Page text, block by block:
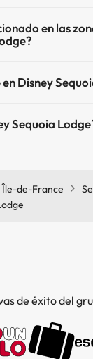
en las
Disney
Sequoia
Île-de-France
de éxito del